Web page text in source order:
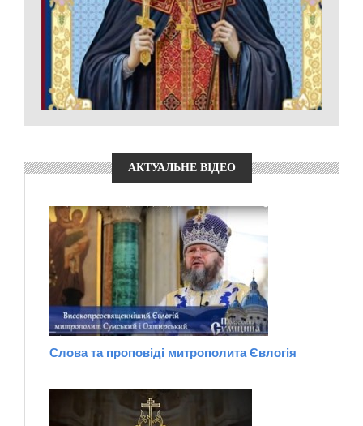
АКТУАЛЬНЕ ВІДЕО
Слова та проповіді митрополита Євлогія